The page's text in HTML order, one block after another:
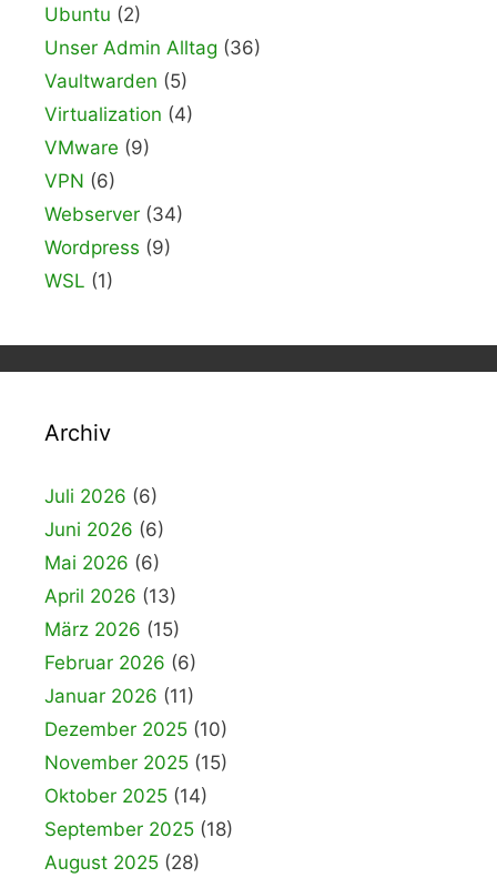
Ubuntu (2)
Unser Admin Alltag (36)
Vaultwarden (5)
Virtualization (4)
VMware (9)
VPN (6)
Webserver (34)
Wordpress (9)
WSL (1)
Archiv
Juli 2026 (6)
Juni 2026 (6)
Mai 2026 (6)
April 2026 (13)
März 2026 (15)
Februar 2026 (6)
Januar 2026 (11)
Dezember 2025 (10)
November 2025 (15)
Oktober 2025 (14)
September 2025 (18)
August 2025 (28)